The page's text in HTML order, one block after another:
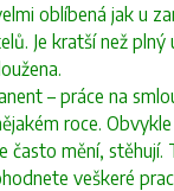
oblíbená jak u
Je kratší než
– práce na
roce.
často mění, stěhují.
veškeré